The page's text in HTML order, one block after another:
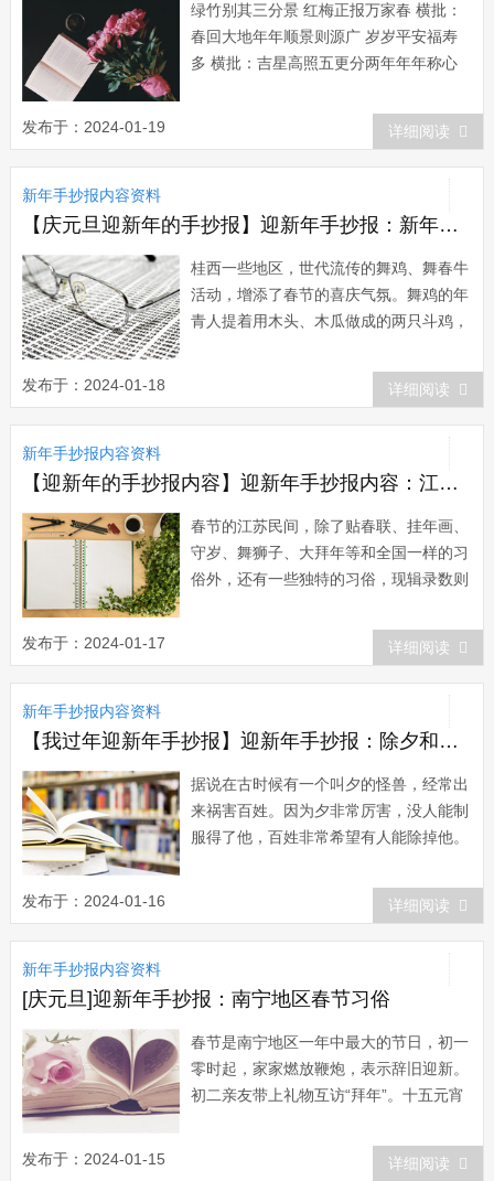
绿竹别其三分景 红梅正报万家春 横批：
春回大地年年顺景则源广 岁岁平安福寿
多 横批：吉星高照五更分两年年年称心
湖四海皆春色 万水千山尽得辉 横批：万
象更新喜居宝地千年旺 福照家门万事兴
横批：喜迎新春喜滋滋迎新年 笑盈盈辞
旧岁 横批：喜迎新春天增岁月人增寿...
发布于：2024-01-19 详细阅读
新年手抄报内容资料
【庆元旦迎新年的手抄报】迎新年手抄报：新年舞春牛习俗
桂西一些地区，世代流传的舞鸡、舞春牛
活动，增添了春节的喜庆气氛。舞鸡的年
青人提着用木头、木瓜做成的两只斗鸡，
庆幽默，使主家喜笑颜开。送给贺年的舞
鸡者红包，从“斗鸡”身上拔几根鸡毛插在
自家的鸡笼上，以祈求六畜兴旺。舞春牛
发布于：2024-01-18 详细阅读
新年手抄报内容资料
【迎新年的手抄报内容】迎新年手抄报内容：江苏过年习俗
春节的江苏民间，除了贴春联、挂年画、
守岁、舞狮子、大拜年等和全国一样的习
俗外，还有一些独特的习俗，现辑录数则
荠，吃时挖出来，谓之“掘元宝”，亲友来
往，泡茶时要置入两只青橄榄，谓之
喝“元宝茶”，恭喜发财。武进人年初一...
发布于：2024-01-17 详细阅读
新年手抄报内容资料
【我过年迎新年手抄报】迎新年手抄报：除夕和过年的来历
据说在古时候有一个叫夕的怪兽，经常出
来祸害百姓。因为夕非常厉害，没人能制
服得了他，百姓非常希望有人能除掉他。
了都四处奔逃，这时一个叫年的人站了出
来，他让大家不要慌。齐心协力对付夕。
年让大家点起火把。大家就用竹子，木柴
点起了火把。夕见很多人在这里，他并没
有害怕。...
发布于：2024-01-16 详细阅读
新年手抄报内容资料
[庆元旦]迎新年手抄报：南宁地区春节习俗
春节是南宁地区一年中最大的节日，初一
零时起，家家燃放鞭炮，表示辞旧迎新。
初二亲友带上礼物互访“拜年”。十五元宵
会、“抢花炮”。按壮家独特的春节习俗，
还要进行挑新水、喝伶俐水、舞狮、舞
发布于：2024-01-15 详细阅读